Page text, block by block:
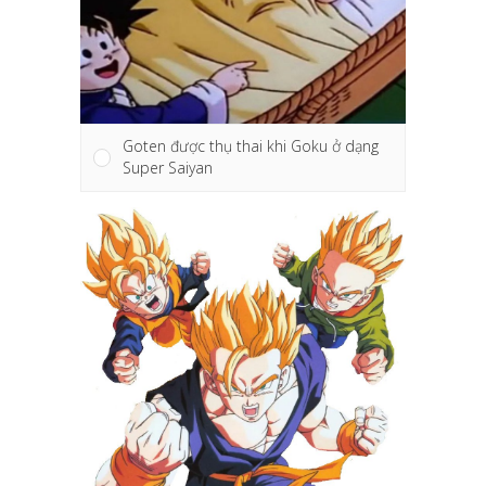
Goten được thụ thai khi Goku ở dạng
Super Saiyan